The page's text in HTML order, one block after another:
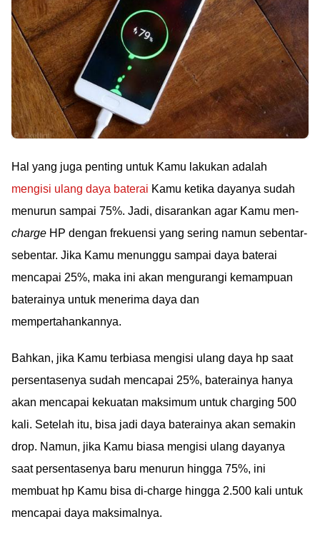
Hal yang juga penting untuk Kamu lakukan adalah
mengisi ulang daya baterai Kamu ketika dayanya sudah
menurun sampai 75%. Jadi, disarankan agar Kamu men-
charge HP dengan frekuensi yang sering namun sebentar-
sebentar. Jika Kamu menunggu sampai daya baterai
mencapai 25%, maka ini akan mengurangi kemampuan
baterainya untuk menerima daya dan
mempertahankannya.
Bahkan, jika Kamu terbiasa mengisi ulang daya hp saat
persentasenya sudah mencapai 25%, baterainya hanya
akan mencapai kekuatan maksimum untuk charging 500
kali. Setelah itu, bisa jadi daya baterainya akan semakin
drop. Namun, jika Kamu biasa mengisi ulang dayanya
saat persentasenya baru menurun hingga 75%, ini
membuat hp Kamu bisa di-charge hingga 2.500 kali untuk
mencapai daya maksimalnya.